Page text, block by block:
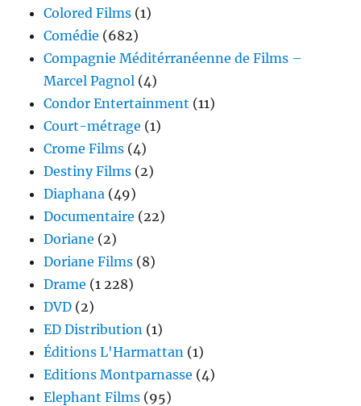
Colored Films (1)
Comédie (682)
Compagnie Méditérranéenne de Films –
Marcel Pagnol (4)
Condor Entertainment (11)
Court-métrage (1)
Crome Films (4)
Destiny Films (2)
Diaphana (49)
Documentaire (22)
Doriane (2)
Doriane Films (8)
Drame (1 228)
DVD (2)
ED Distribution (1)
Éditions L'Harmattan (1)
Editions Montparnasse (4)
Elephant Films (95)